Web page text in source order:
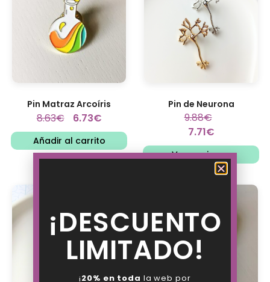
Pin Matraz Arcoíris
8.63€ 6.73€
Añadir al carrito
Pin de Neurona
9.88€
7.71€
Ver opciones
¡DESCUENTO
LIMITADO!
¡20% en toda la web por